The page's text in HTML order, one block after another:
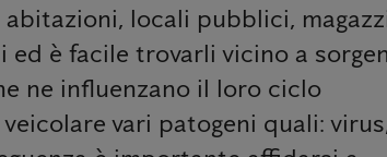
locali pubblici,
ed è facile trovarli vicino a
ne influenzano il loro ciclo
vari patogeni quali: